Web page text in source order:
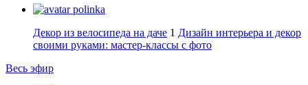
polinka
Декор из велосипеда на даче 1 Дизайн интерьера и декор
своими руками: мастер-классы с фото
Весь эфир